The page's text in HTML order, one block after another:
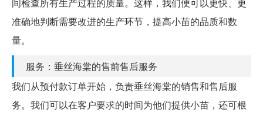
间检查所有生产过程的质量。这样，我们便可以更快、更
准确地判断需要改进的生产环节，提高小苗的品质和数
量。
服务：垂丝海棠的售前售后服务
我们从预付款订单开始，负责垂丝海棠的销售和售后服
务。我们可以在客户要求的时间为他们提供小苗，还可根